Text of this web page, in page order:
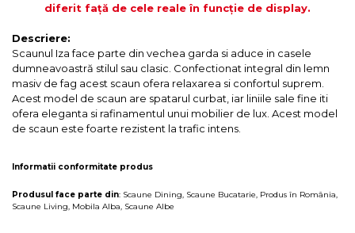
diferit față de cele reale în funcție de display.
Descriere:
Scaunul Iza face parte din vechea garda si aduce in casele
dumneavoastră stilul sau clasic. Confectionat integral din lemn
masiv de fag acest scaun ofera relaxarea si confortul suprem.
Acest model de scaun are spatarul curbat, iar liniile sale fine iti
ofera eleganta si rafinamentul unui mobilier de lux. Acest model
de scaun este foarte rezistent la trafic intens.
Informatii conformitate produs
Produsul face parte din: Scaune Dining, Scaune Bucatarie, Produs în România,
Scaune Living, Mobila Alba, Scaune Albe